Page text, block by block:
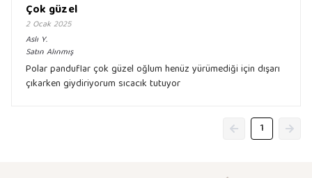
Çok güzel
2 Ocak 2025
Aslı Y.
Satın Alınmış
Polar panduflar çok güzel oğlum henüz yürümediği için dışarı
çıkarken giydiriyorum sıcacık tutuyor
1